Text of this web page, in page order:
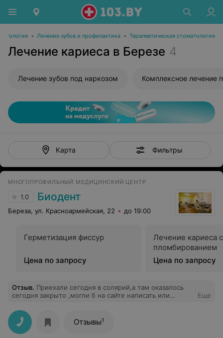
• Лечение зубов и профилактика • Терапевтическая стоматология
Лечение кариеса в Березе 4
Лечение зубов под наркозом Комплексное лечение
Карта Фильтры
МНОГОПРОФИЛЬНЫЙ МЕДИЦИНСКИЙ ЦЕНТР
1.0 Биодент
Береза, ул. Красноармейская, 22 до 19:00
Герметизация фиссур
Цена по запросу
Лечение кариеса с
пломбированием
Цена по запросу
Отзыв. Приехали сегодня в солярий,а там оказалось
сегодня закрыто ,могли б на сайте написать или
не ехать с другого города и уехать обратно
Еще
Отзывы1